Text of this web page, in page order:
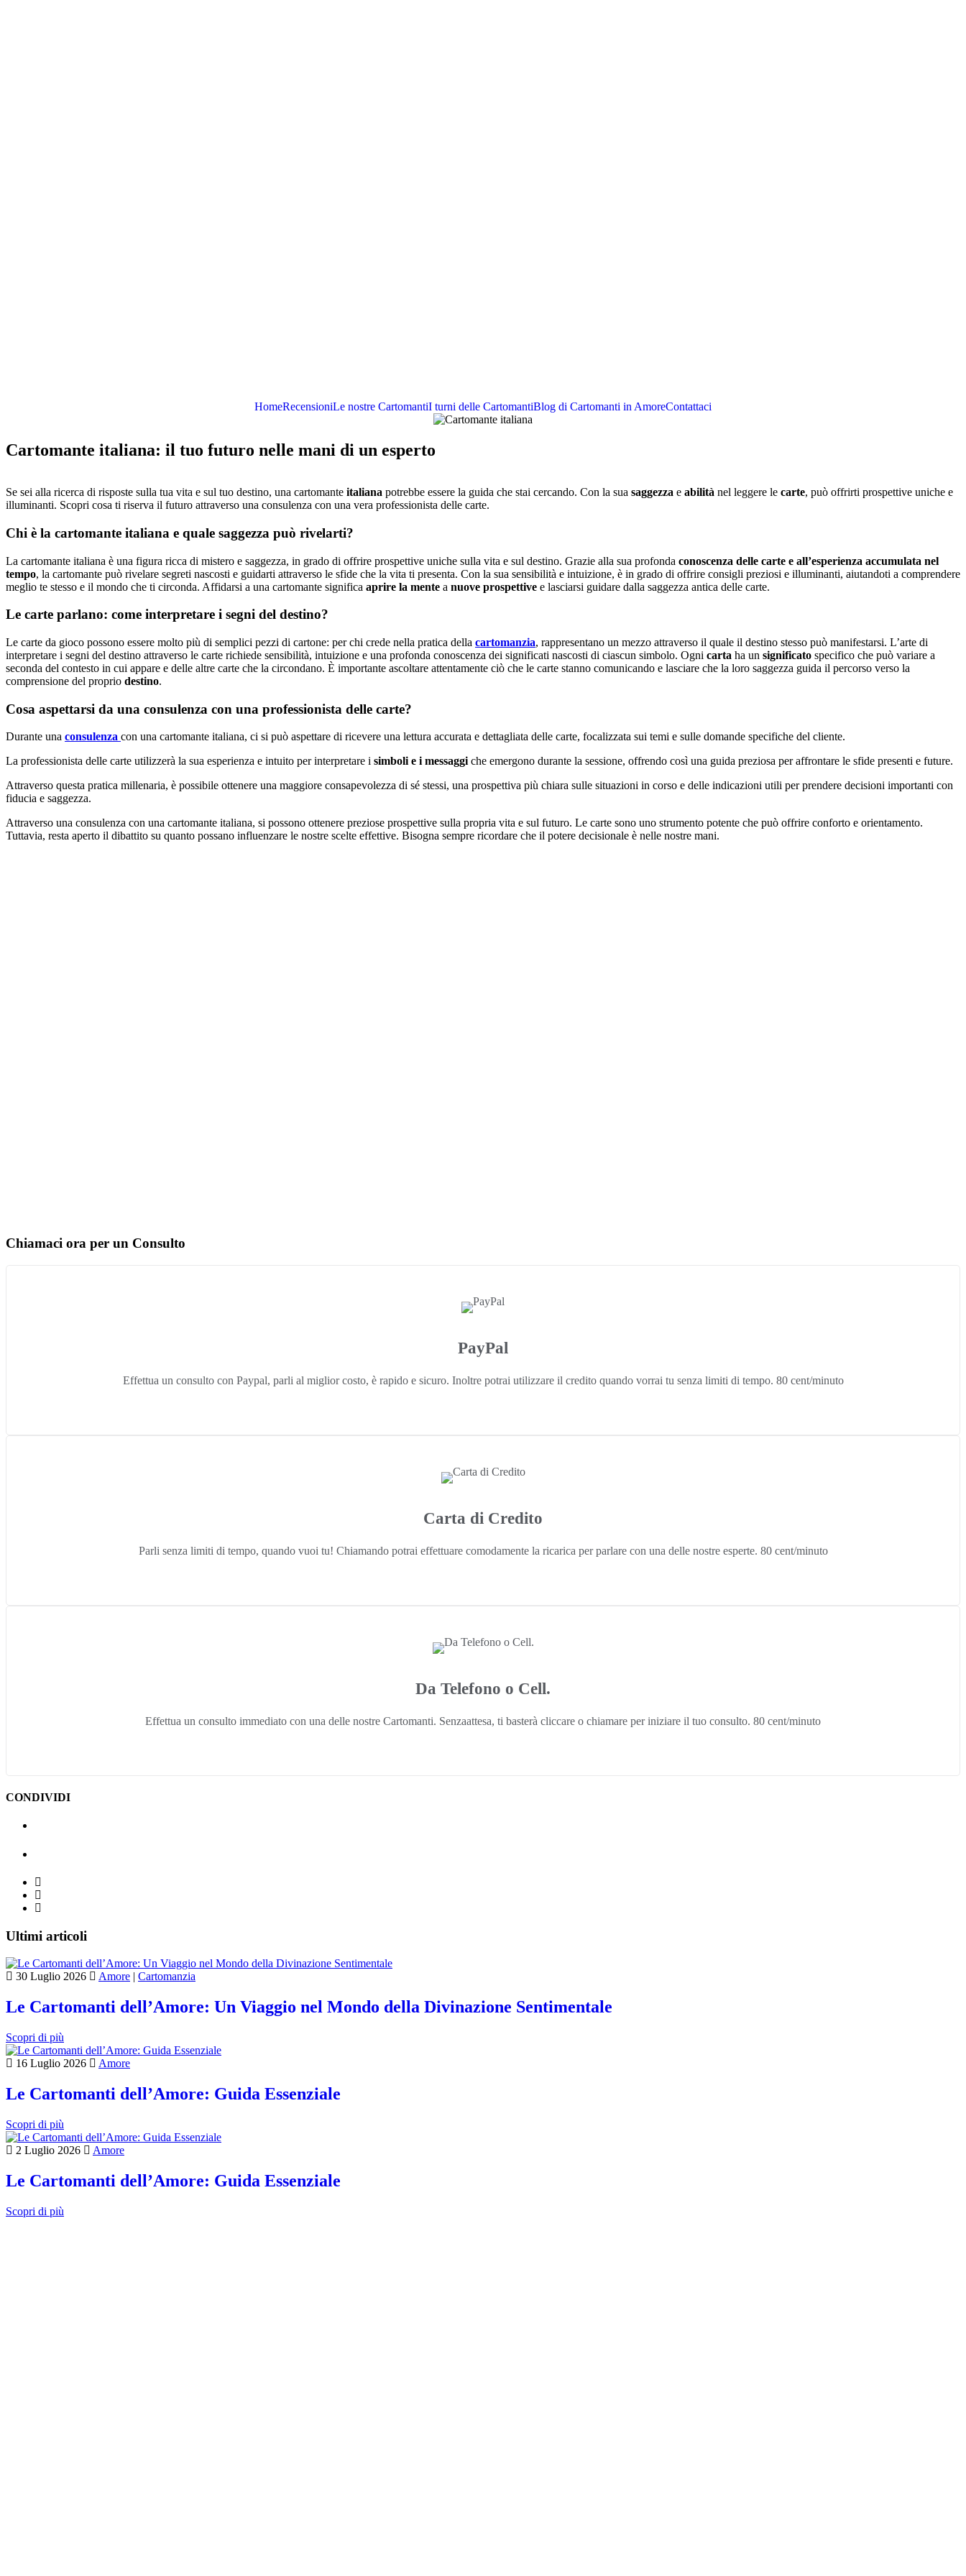
HomeRecensioniLe nostre CartomantiI turni delle CartomantiBlog di Cartomanti in AmoreContattaci
Cartomante italiana: il tuo futuro nelle mani di un esperto
Se sei alla ricerca di risposte sulla tua vita e sul tuo destino, una cartomante italiana potrebbe essere la guida che stai cercando. Con la sua saggezza e abilità nel leggere le carte, può offrirti prospettive uniche e
illuminanti. Scopri cosa ti riserva il futuro attraverso una consulenza con una vera professionista delle carte.
Chi è la cartomante italiana e quale saggezza può rivelarti?
La cartomante italiana è una figura ricca di mistero e saggezza, in grado di offrire prospettive uniche sulla vita e sul destino. Grazie alla sua profonda conoscenza delle carte e all’esperienza accumulata nel
tempo, la cartomante può rivelare segreti nascosti e guidarti attraverso le sfide che la vita ti presenta. Con la sua sensibilità e intuizione, è in grado di offrire consigli preziosi e illuminanti, aiutandoti a comprendere
meglio te stesso e il mondo che ti circonda. Affidarsi a una cartomante significa aprire la mente a nuove prospettive e lasciarsi guidare dalla saggezza antica delle carte.
Le carte parlano: come interpretare i segni del destino?
Le carte da gioco possono essere molto più di semplici pezzi di cartone: per chi crede nella pratica della cartomanzia, rappresentano un mezzo attraverso il quale il destino stesso può manifestarsi. L’arte di
interpretare i segni del destino attraverso le carte richiede sensibilità, intuizione e una profonda conoscenza dei significati nascosti di ciascun simbolo. Ogni carta ha un significato specifico che può variare a
seconda del contesto in cui appare e delle altre carte che la circondano. È importante ascoltare attentamente ciò che le carte stanno comunicando e lasciare che la loro saggezza guida il percorso verso la
comprensione del proprio destino.
Cosa aspettarsi da una consulenza con una professionista delle carte?
Durante una consulenza con una cartomante italiana, ci si può aspettare di ricevere una lettura accurata e dettagliata delle carte, focalizzata sui temi e sulle domande specifiche del cliente.
La professionista delle carte utilizzerà la sua esperienza e intuito per interpretare i simboli e i messaggiche emergono durante la sessione, offrendo così una guida preziosa per affrontare le sfide presenti e future.
Attraverso questa pratica millenaria, è possibile ottenere una maggiore consapevolezza di sé stessi, una prospettiva più chiara sulle situazioni in corso e delle indicazioni utili per prendere decisioni importanti con
fiducia e saggezza.
Attraverso una consulenza con una cartomante italiana, si possono ottenere preziose prospettive sulla propria vita e sul futuro. Le carte sono uno strumento potente che può offrire conforto e orientamento.
Tuttavia, resta aperto il dibattito su quanto possano influenzare le nostre scelte effettive. Bisogna sempre ricordare che il potere decisionale è nelle nostre mani.
Chiamaci ora per un Consulto
PayPal
Effettua un consulto con Paypal, parli al miglior costo, è rapido e sicuro. Inoltre potrai utilizzare il credito quando vorrai tu senza limiti di tempo. 80 cent/minuto
Carta di Credito
Parli senza limiti di tempo, quando vuoi tu! Chiamando potrai effettuare comodamente la ricarica per parlare con una delle nostre esperte. 80 cent/minuto
Da Telefono o Cell.
Effettua un consulto immediato con una delle nostre Cartomanti. Senzaattesa, ti basterà cliccare o chiamare per iniziare il tuo consulto. 80 cent/minuto
CONDIVIDI
Ultimi articoli
30 Luglio 2026 Amore | Cartomanzia
Le Cartomanti dell’Amore: Un Viaggio nel Mondo della Divinazione Sentimentale
Scopri di più
16 Luglio 2026 Amore
Le Cartomanti dell’Amore: Guida Essenziale
Scopri di più
2 Luglio 2026 Amore
Le Cartomanti dell’Amore: Guida Essenziale
Scopri di più